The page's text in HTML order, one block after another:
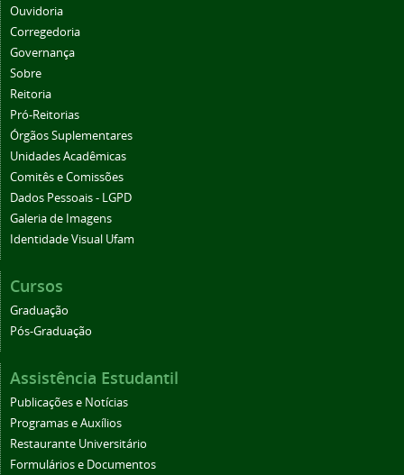
Ouvidoria
Corregedoria
Governança
Sobre
Reitoria
Pró-Reitorias
Órgãos Suplementares
Unidades Acadêmicas
Comitês e Comissões
Dados Pessoais - LGPD
Galeria de Imagens
Identidade Visual Ufam
Cursos
Graduação
Pós-Graduação
Assistência Estudantil
Publicações e Notícias
Programas e Auxílios
Restaurante Universitário
Formulários e Documentos